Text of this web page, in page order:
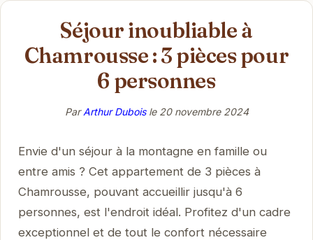
Séjour inoubliable à
Chamrousse : 3 pièces pour
6 personnes
ParArthur Duboisle 20 novembre 2024
Envie d'un séjour à la montagne en famille ou
entre amis ? Cet appartement de 3 pièces à
Chamrousse, pouvant accueillir jusqu'à 6
personnes, est l'endroit idéal. Profitez d'un cadre
exceptionnel et de tout le confort nécessaire